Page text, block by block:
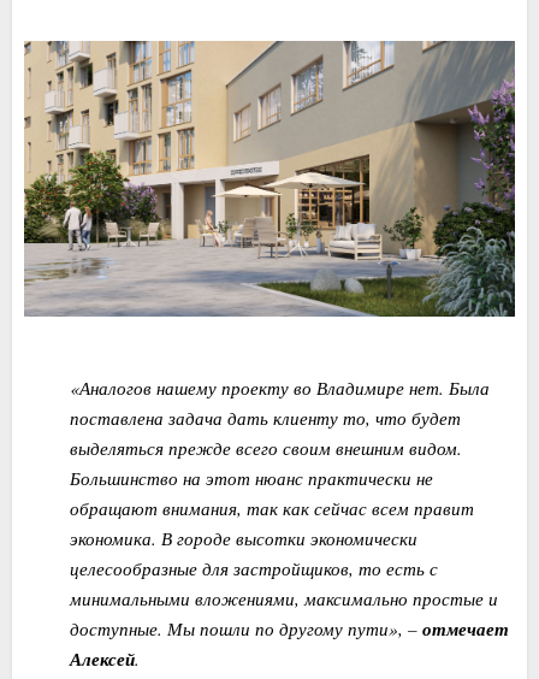
«Аналогов нашему проекту во Владимире нет. Была
поставлена задача дать клиенту то, что будет
выделяться прежде всего своим внешним видом.
Большинство на этот нюанс практически не
обращают внимания, так как сейчас всем правит
экономика. В городе высотки экономически
целесообразные для застройщиков, то есть с
минимальными вложениями, максимально простые и
доступные. Мы пошли по другому пути», – отмечает
Алексей.